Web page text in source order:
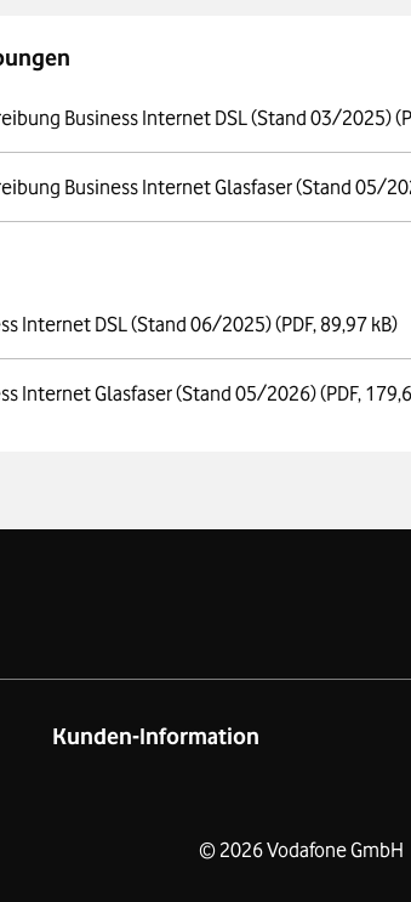
Business Internet DSL (Stand 03/2025)
Business Internet Glasfaser (Stand 05/
Internet DSL (Stand 06/2025)(PDF, 89,97 kB)
Internet Glasfaser (Stand 05/2026)(PDF,
Kunden-Information
© 2026Vodafone GmbH